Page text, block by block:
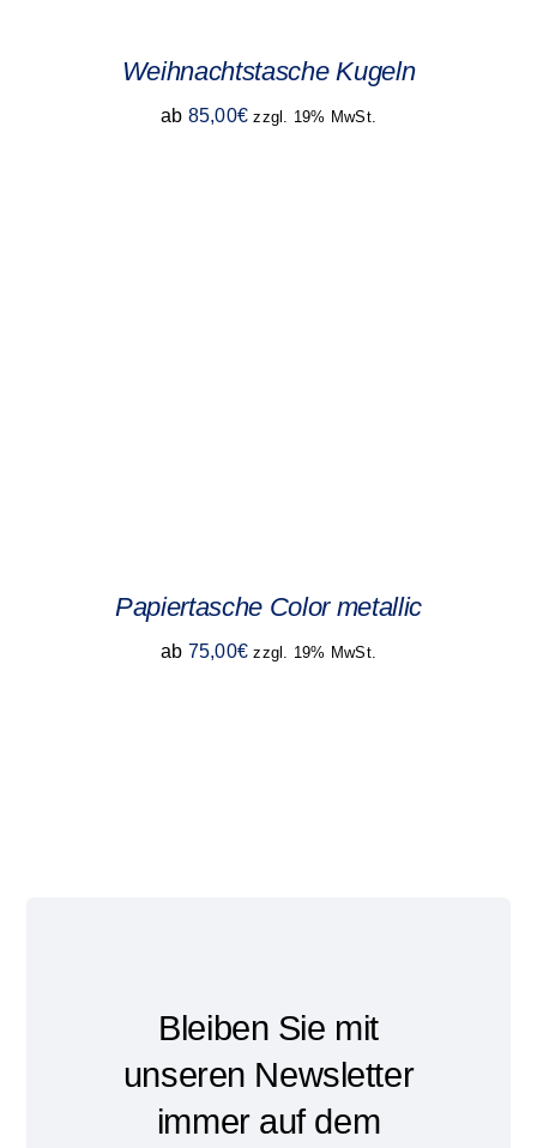
Weihnachtstasche Kugeln
ab 85,00€ zzgl. 19% MwSt.
Papiertasche Color metallic
ab 75,00€ zzgl. 19% MwSt.
Bleiben Sie mit
unseren Newsletter
immer auf dem